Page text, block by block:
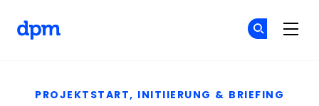
PROJEKTSTART, INITIIERUNG & BRIEFING